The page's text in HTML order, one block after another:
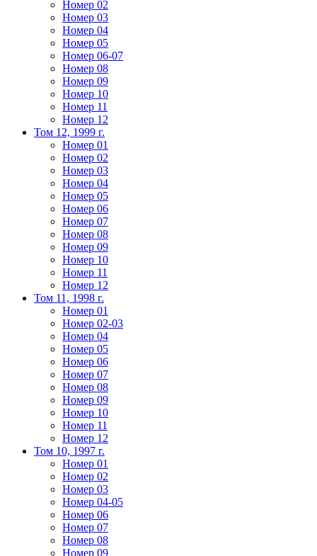
Номер 02
Номер 03
Номер 04
Номер 05
Номер 06-07
Номер 08
Номер 09
Номер 10
Номер 11
Номер 12
Том 12, 1999 г.
Номер 01
Номер 02
Номер 03
Номер 04
Номер 05
Номер 06
Номер 07
Номер 08
Номер 09
Номер 10
Номер 11
Номер 12
Том 11, 1998 г.
Номер 01
Номер 02-03
Номер 04
Номер 05
Номер 06
Номер 07
Номер 08
Номер 09
Номер 10
Номер 11
Номер 12
Том 10, 1997 г.
Номер 01
Номер 02
Номер 03
Номер 04-05
Номер 06
Номер 07
Номер 08
Номер 09